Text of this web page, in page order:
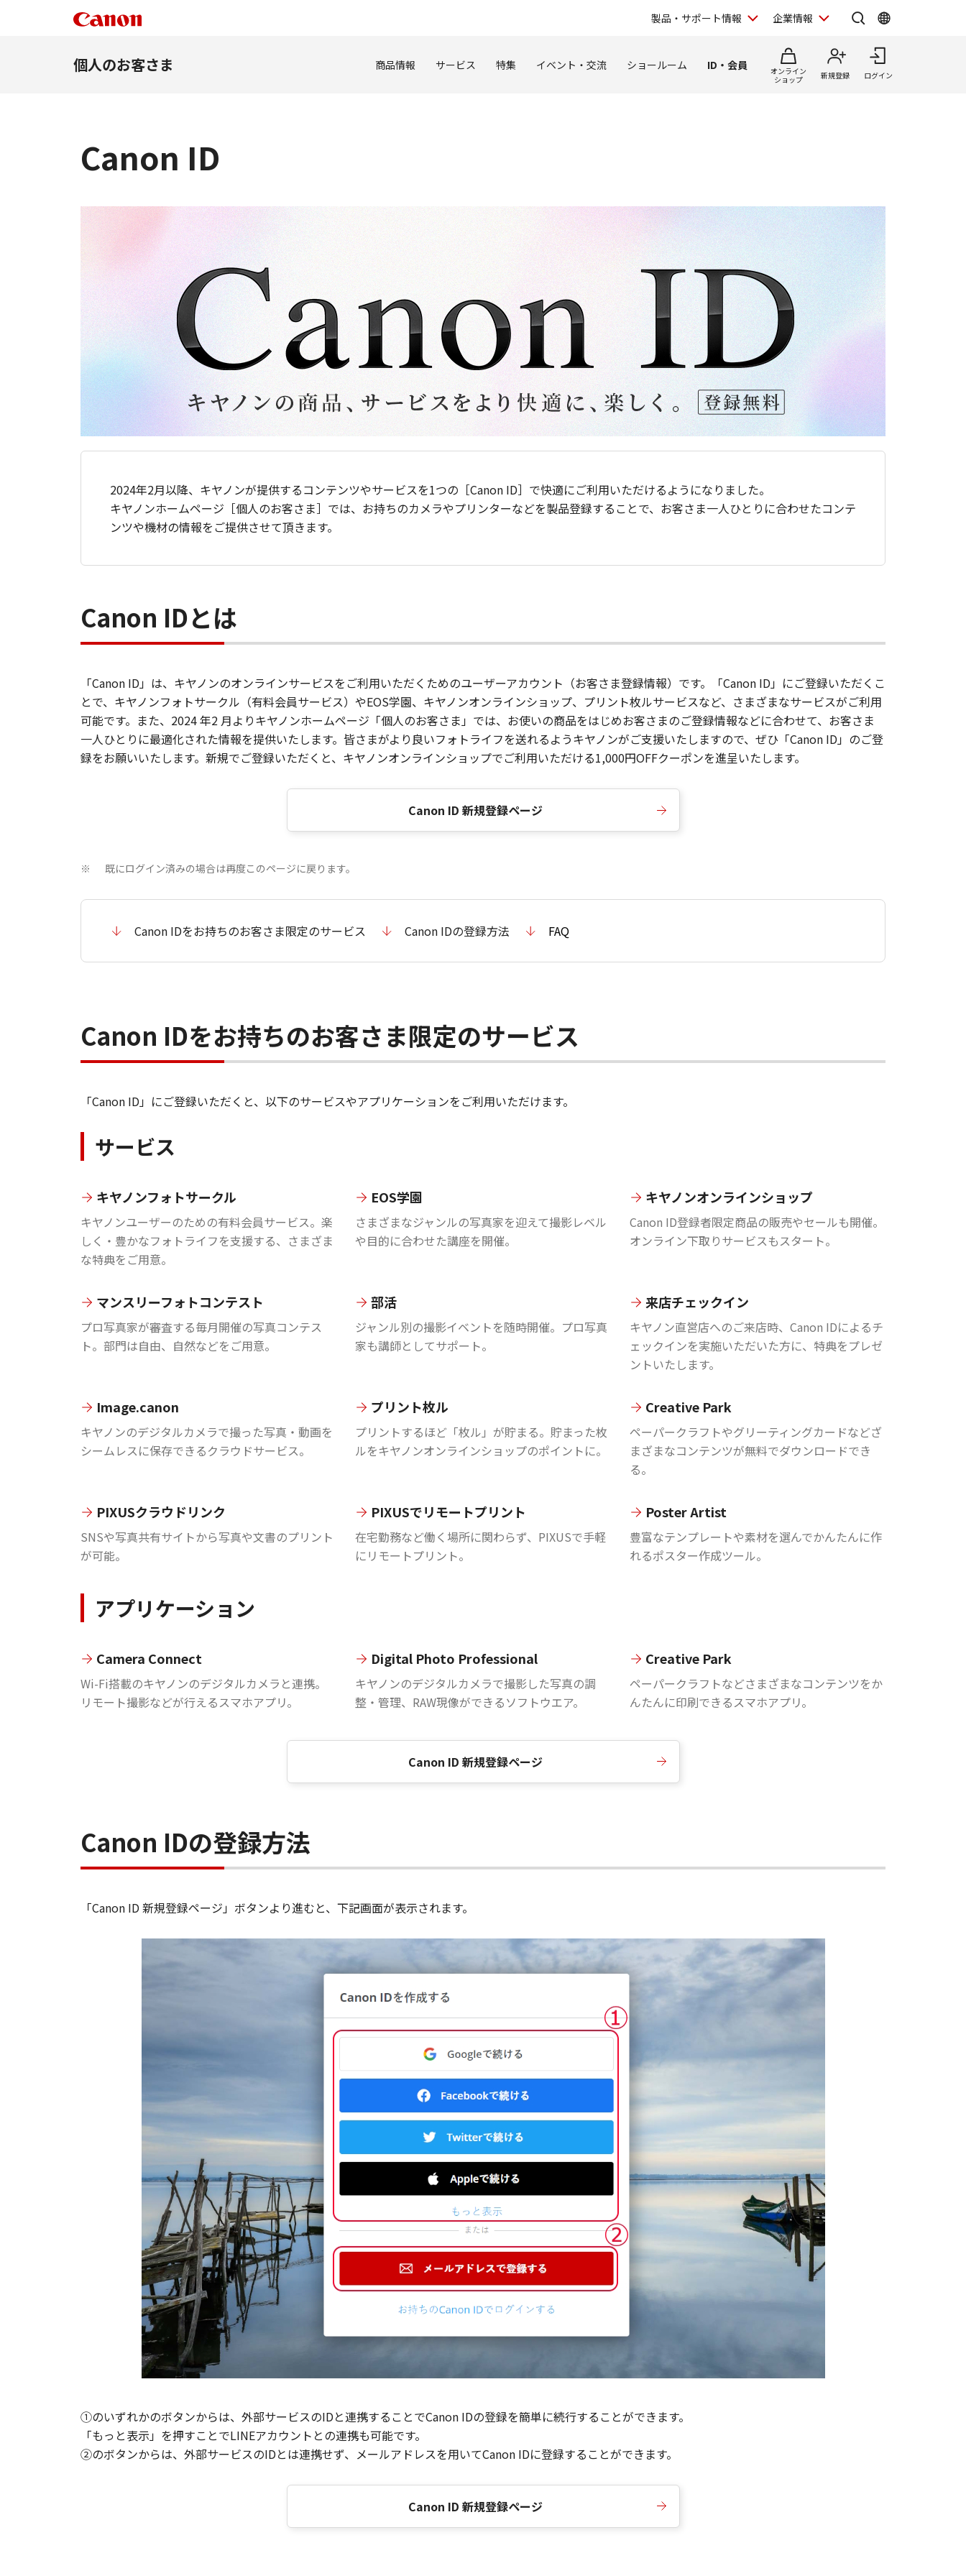
製品・サポート情報 企業情報
個人のお客さま 商品情報 サービス 特集 イベント・交流 ショールーム ID・会員
オンライン
ショップ
新規登録 ログイン
Canon ID
2024年2月以降、キヤノンが提供するコンテンツやサービスを1つの［Canon ID］で快適にご利用いただけるようになりました。
キヤノンホームページ［個人のお客さま］では、お持ちのカメラやプリンターなどを製品登録することで、お客さま一人ひとりに合わせたコンテ
ンツや機材の情報をご提供させて頂きます。
Canon IDとは
「Canon ID」は、キヤノンのオンラインサービスをご利用いただくためのユーザーアカウント（お客さま登録情報）です。「Canon ID」にご登録いただくこ
とで、キヤノンフォトサークル（有料会員サービス）やEOS学園、キヤノンオンラインショップ、プリント枚ルサービスなど、さまざまなサービスがご利用
可能です。また、2024 年2 月よりキヤノンホームページ「個人のお客さま」では、お使いの商品をはじめお客さまのご登録情報などに合わせて、お客さま
一人ひとりに最適化された情報を提供いたします。皆さまがより良いフォトライフを送れるようキヤノンがご支援いたしますので、ぜひ「Canon ID」のご登
録をお願いいたします。新規でご登録いただくと、キヤノンオンラインショップでご利用いただける1,000円OFFクーポンを進呈いたします。
Canon ID 新規登録ページ
※ 既にログイン済みの場合は再度このページに戻ります。
Canon IDをお持ちのお客さま限定のサービス Canon IDの登録方法 FAQ
Canon IDをお持ちのお客さま限定のサービス
「Canon ID」にご登録いただくと、以下のサービスやアプリケーションをご利用いただけます。
サービス
キヤノンフォトサークル
キヤノンユーザーのための有料会員サービス。楽
しく・豊かなフォトライフを支援する、さまざま
な特典をご用意。
EOS学園
さまざまなジャンルの写真家を迎えて撮影レベル
や目的に合わせた講座を開催。
キヤノンオンラインショップ
Canon ID登録者限定商品の販売やセールも開催。
オンライン下取りサービスもスタート。
マンスリーフォトコンテスト
プロ写真家が審査する毎月開催の写真コンテス
ト。部門は自由、自然などをご用意。
部活
ジャンル別の撮影イベントを随時開催。プロ写真
家も講師としてサポート。
来店チェックイン
キヤノン直営店へのご来店時、Canon IDによるチ
ェックインを実施いただいた方に、特典をプレゼ
ントいたします。
Image.canon
キヤノンのデジタルカメラで撮った写真・動画を
シームレスに保存できるクラウドサービス。
プリント枚ル
プリントするほど「枚ル」が貯まる。貯まった枚
ルをキヤノンオンラインショップのポイントに。
Creative Park
ペーパークラフトやグリーティングカードなどざ
まざまなコンテンツが無料でダウンロードでき
る。
PIXUSクラウドリンク
SNSや写真共有サイトから写真や文書のプリント
が可能。
PIXUSでリモートプリント
在宅勤務など働く場所に関わらず、PIXUSで手軽
にリモートプリント。
Poster Artist
豊富なテンプレートや素材を選んでかんたんに作
れるポスター作成ツール。
アプリケーション
Camera Connect
Wi-Fi搭載のキヤノンのデジタルカメラと連携。
リモート撮影などが行えるスマホアプリ。
Digital Photo Professional
キヤノンのデジタルカメラで撮影した写真の調
整・管理、RAW現像ができるソフトウエア。
Creative Park
ペーパークラフトなどさまざまなコンテンツをか
んたんに印刷できるスマホアプリ。
Canon ID 新規登録ページ
Canon IDの登録方法
「Canon ID 新規登録ページ」ボタンより進むと、下記画面が表示されます。
①のいずれかのボタンからは、外部サービスのIDと連携することでCanon IDの登録を簡単に続行することができます。
「もっと表示」を押すことでLINEアカウントとの連携も可能です。
②のボタンからは、外部サービスのIDとは連携せず、メールアドレスを用いてCanon IDに登録することができます。
Canon ID 新規登録ページ